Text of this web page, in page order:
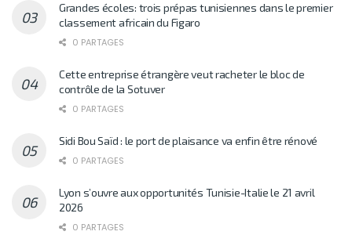
Grandes écoles: trois prépas tunisiennes dans le premier
classement africain du Figaro
0 PARTAGES
Cette entreprise étrangère veut racheter le bloc de
contrôle de la Sotuver
0 PARTAGES
Sidi Bou Saïd : le port de plaisance va enfin être rénové
0 PARTAGES
Lyon s’ouvre aux opportunités Tunisie-Italie le 21 avril
2026
0 PARTAGES